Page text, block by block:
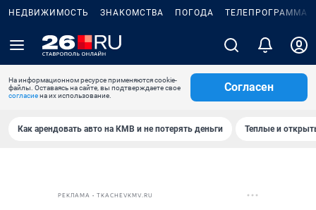
НЕДВИЖИМОСТЬ ЗНАКОМСТВА ПОГОДА ТЕЛЕПРОГРАММА
На информационном ресурсе применяются cookie-
файлы. Оставаясь на сайте, вы подтверждаете свое
согласиена их использование.
Согласен
Как арендовать авто на КМВ и не потерять деньги Теплые и
РЕКЛАМА • TKACHEVKMV.RU